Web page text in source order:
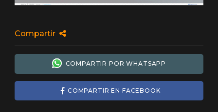
Compartir
COMPARTIR POR WHATSAPP
COMPARTIR EN FACEBOOK